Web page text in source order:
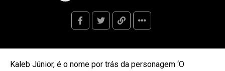
Kaleb Júnior, é o nome por trás da personagem ‘O